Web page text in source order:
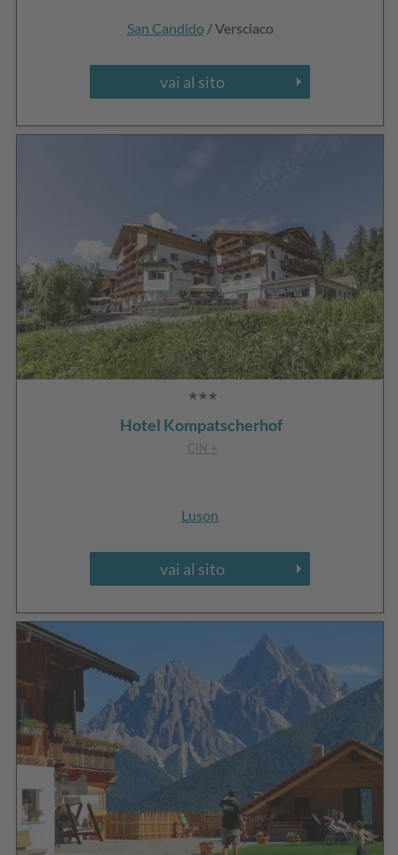
San Candido / Versciaco
vai al sito
Hotel Kompatscherhof
CIN +
Luson
vai al sito